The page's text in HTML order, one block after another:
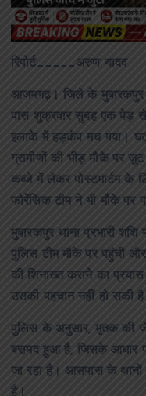
रिपोर्ट_____अरुण यादव
आजमगढ़। जिले के मुबारकपुर
पास शुक्रवार सुबह एक पेड़
इलाके में हड़कंप मच गया।
ग्रामीणों की भीड़ मौके पर
कब्जे में लेकर पोस्टमार्टम के
फोरेंसिक टीम ने भी मौके पर
मुबारकपुर थाना प्रभारी
पुलिस टीम मौके पर पहुंची
की शिनाख्त कराने का
उसकी पहचान नहीं हो सकी है।
पुलिस के अनुसार, मृतक की
बरामद हुआ है, जिसके आधार
जा रहा है। आसपास के थानों
है।